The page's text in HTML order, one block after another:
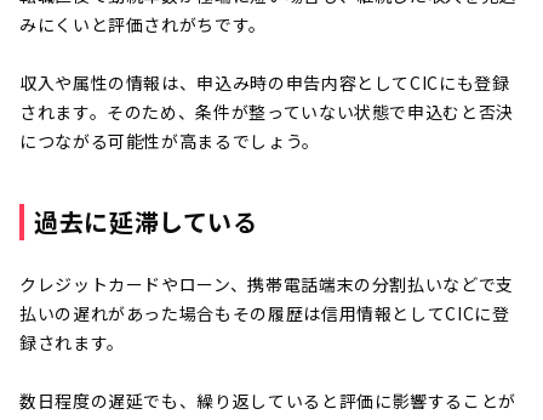
みにくいと評価されがちです。
収入や属性の情報は、申込み時の申告内容としてCICにも登録
されます。そのため、条件が整っていない状態で申込むと否決
につながる可能性が高まるでしょう。
過去に延滞している
クレジットカードやローン、携帯電話端末の分割払いなどで支
払いの遅れがあった場合もその履歴は信用情報としてCICに登
録されます。
数日程度の遅延でも、繰り返していると評価に影響することが